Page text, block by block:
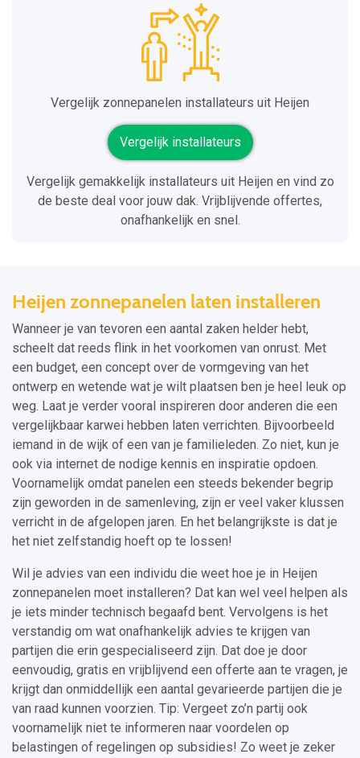
Vergelijk zonnepanelen installateurs uit Heijen
Vergelijk installateurs
Vergelijk gemakkelijk installateurs uit Heijen en vind zo
de beste deal voor jouw dak. Vrijblijvende offertes,
onafhankelijk en snel.
Heijen zonnepanelen laten installeren
Wanneer je van tevoren een aantal zaken helder hebt,
scheelt dat reeds flink in het voorkomen van onrust. Met
een budget, een concept over de vormgeving van het
ontwerp en wetende wat je wilt plaatsen ben je heel leuk op
weg. Laat je verder vooral inspireren door anderen die een
vergelijkbaar karwei hebben laten verrichten. Bijvoorbeeld
iemand in de wijk of een van je familieleden. Zo niet, kun je
ook via internet de nodige kennis en inspiratie opdoen.
Voornamelijk omdat panelen een steeds bekender begrip
zijn geworden in de samenleving, zijn er veel vaker klussen
verricht in de afgelopen jaren. En het belangrijkste is dat je
het niet zelfstandig hoeft op te lossen!
Wil je advies van een individu die weet hoe je in Heijen
zonnepanelen moet installeren? Dat kan wel veel helpen als
je iets minder technisch begaafd bent. Vervolgens is het
verstandig om wat onafhankelijk advies te krijgen van
partijen die erin gespecialiseerd zijn. Dat doe je door
eenvoudig, gratis en vrijblijvend een offerte aan te vragen, je
krijgt dan onmiddellijk een aantal gevarieerde partijen die je
van raad kunnen voorzien. Tip: Vergeet zo’n partij ook
voornamelijk niet te informeren naar voordelen op
belastingen of regelingen op subsidies! Zo weet je zeker